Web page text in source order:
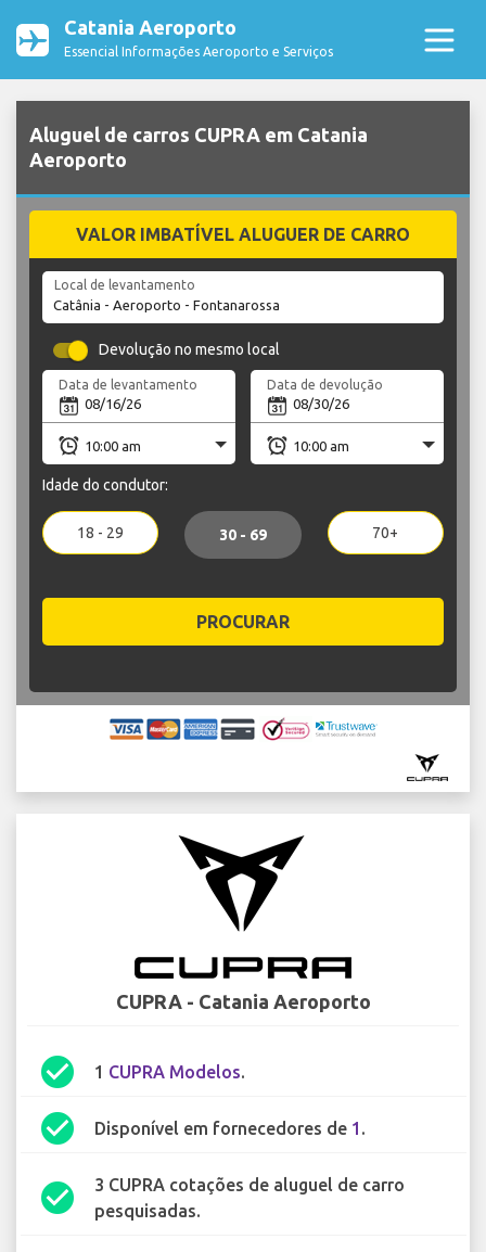
Catania Aeroporto
Essencial Informações Aeroporto e Serviços
Aluguel de carros CUPRA em Catania
Aeroporto
VALOR IMBATÍVEL ALUGUER DE CARRO
Local de levantamento
Devolução no mesmo local
Data de levantamento Data de devolução
Idade do condutor:
18 - 29 30 - 69 70+
PROCURAR
CUPRA - Catania Aeroporto
check_circle 1 CUPRA Modelos.
check_circle Disponível em fornecedores de 1 .
check_circle
3 CUPRA cotações de aluguel de carro
pesquisadas.